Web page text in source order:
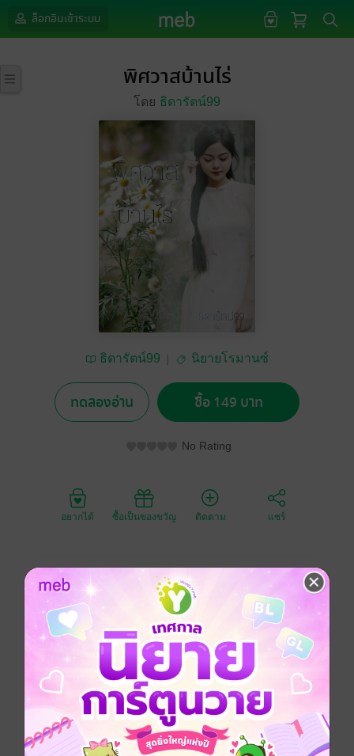
ล็อกอินเข้าระบบ
พิศวาสบ้านไร่
โดย ธิดารัตน์99
ธิดารัตน์99 นิยายโรมานซ์
ทดลองอ่าน ซื้อ 149 บาท
No Rating
อยากได้ ซื้อเป็นของขวัญ ติดตาม แชร์
กิตติภพผู้ที่เกิดมาในครอบครัวที่เพียบพร้อมด้วยทรัพย์สิน
เงินทองมากมาย และยังเป็นลูกชายคนเล็ก ที่ถูกเลี้ยงดู
อย่างตามใจ ทำให้ชายหนุ่มเอาแต่เที่ยวเล่นสนุกไปวันๆ ไม่
สนใจคิดจะช่วยกิจการเขาเลยต้องถูกจับดัดนิสัยที่ไร่ต่าง
จังหวัดของเพื่อนสนิทพ่อ
กิตติภพ ผู้ที่เกิดมาในครอบครัวที่เพียบพร้อมด้วยทรัพย์สิน
เงินทองมากมาย และยังเป็นลูกชายคนเล็กของบ้าน ที่ถูก
เลี้ยงดูอย่างตามใจ ทำให้ชายหนุ่มเอาแต่เที่ยวเล่นสนุกไป
วันๆ ไม่สนใจคิดจะช่วยกิจการที่บ้าน เขาเลยต้องถูกส่งตัว
มาดัดนิสัยที่บ้านไร่ ของเพื่อนสนิทของพ่อตัวเอง ชีวิตของ
ชายหนุ่มเจ้าสำอางจึงเหมือนตกสวรรค์ดีๆ นี้เอง เมื่อต้อง